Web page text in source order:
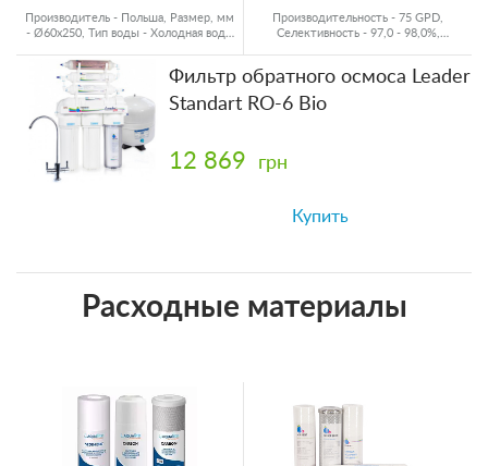
Производитель - Польша, Размер, мм
- Ø60x250, Тип воды - Холодная вода,
Производительность - 75 GPD,
Селективность - 97,0 - 98,0%,
Фильтр обратного осмоса Leader
Standart RO-6 Bio
12 869 грн
Купить
Расходные материалы